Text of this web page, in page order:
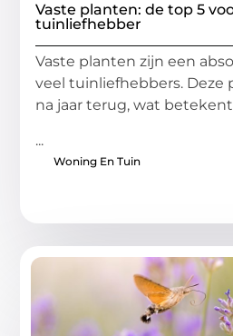
Vaste planten: de top 5
tuinliefhebber
Vaste planten zijn een
veel tuinliefhebbers. Deze
na jaar terug, wat
...
Woning En Tuin